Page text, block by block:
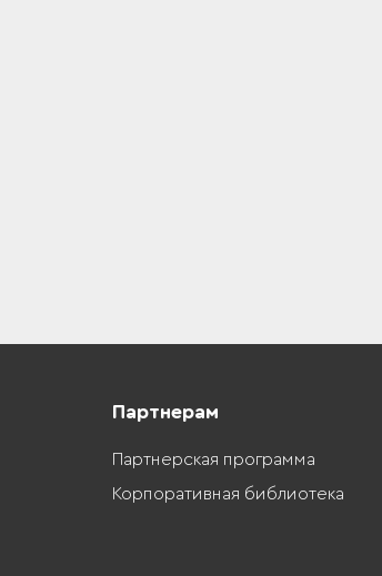
Партнерам
Партнерская программа
Корпоративная библиотека